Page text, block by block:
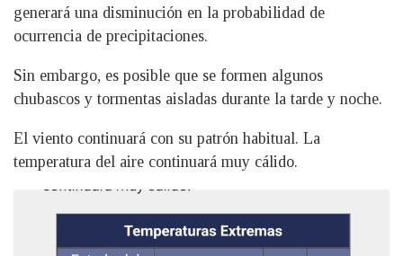
generará una disminución en la probabilidad de
ocurrencia de precipitaciones.
Sin embargo, es posible que se formen algunos
chubascos y tormentas aisladas durante la tarde y noche.
El viento continuará con su patrón habitual. La
temperatura del aire continuará muy cálido.